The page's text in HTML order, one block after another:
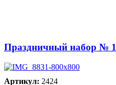
Праздничный набор №
Артикул: 2424